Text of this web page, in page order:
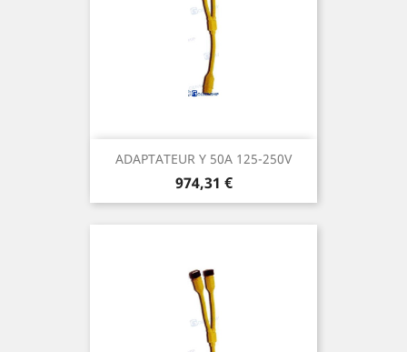
ADAPTATEUR Y 50A 125-250V
Prix
974,31 €